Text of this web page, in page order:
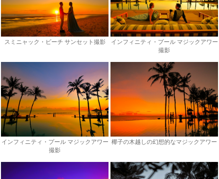
スミニャック・ビーチ サンセット撮影
インフィニティ・プール マジックアワー
撮影
インフィニティ・プール マジックアワー
撮影
椰子の木越しの幻想的なマジックアワー